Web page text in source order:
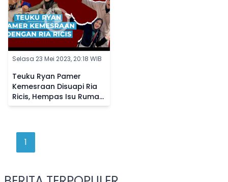
Selasa 23 Mei 2023, 20:18 WIB
Teuku Ryan Pamer
Kemesraan Disuapi Ria
Ricis, Hempas Isu Rumah
Tangganya Retak
1